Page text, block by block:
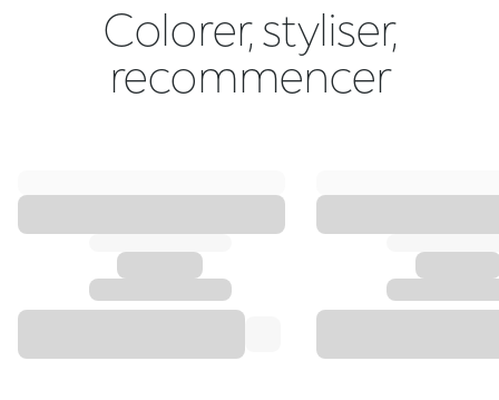
Colorer, styliser,
recommencer